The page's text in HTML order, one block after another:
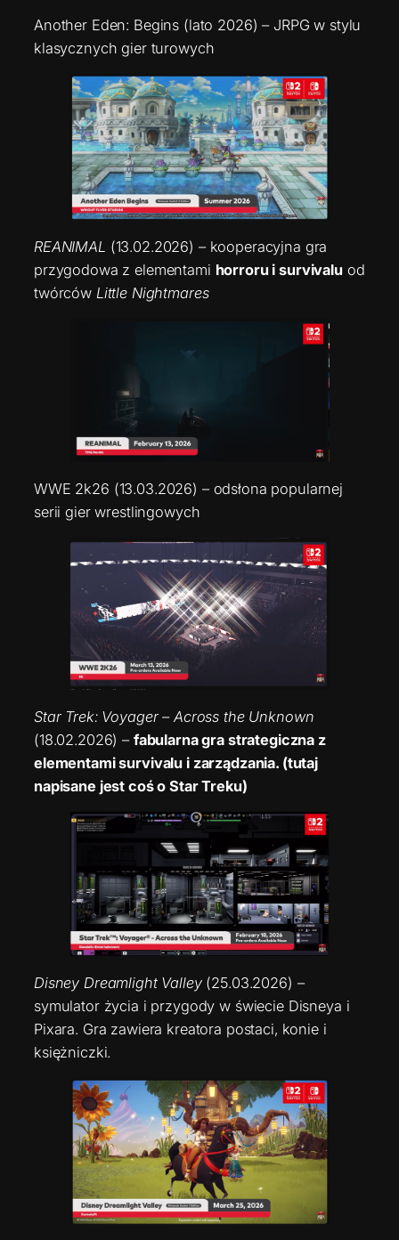
Another Eden: Begins (lato 2026) – JRPG w stylu
klasycznych gier turowych
REANIMAL (13.02.2026) – kooperacyjna gra
przygodowa z elementami horroru i survivaluod
twórców Little Nightmares
WWE 2k26 (13.03.2026) – odsłona popularnej
serii gier wrestlingowych
Star Trek: Voyager – Across the Unknown
(18.02.2026) – fabularna gra strategiczna z
elementami survivalu i zarządzania. (tutaj
napisane jest coś o Star Treku)
Disney Dreamlight Valley(25.03.2026) –
symulator życia i przygody w świecie Disneya i
Pixara. Gra zawiera kreatora postaci, konie i
księżniczki.